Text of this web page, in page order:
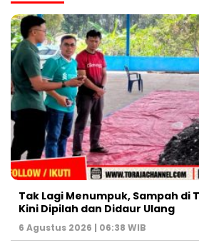
Tak Lagi Menumpuk, Sampah di
Kini Dipilah dan Didaur Ulang
6 Agustus 2026 | 06:38 WIB